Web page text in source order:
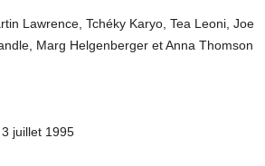
Lawrence, Tchéky Karyo, Tea Leoni, Joe
Marg Helgenberger et Anna Thomson
juillet 1995